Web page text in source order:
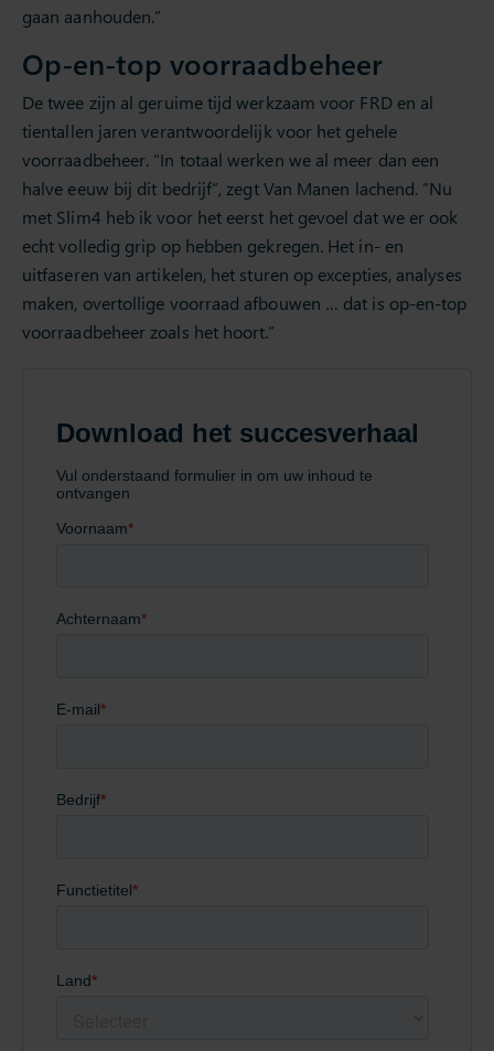
gaan aanhouden.”
Op-en-top voorraadbeheer
De twee zijn al geruime tijd werkzaam voor FRD en al
tientallen jaren verantwoordelijk voor het gehele
voorraadbeheer. “In totaal werken we al meer dan een
halve eeuw bij dit bedrijf”, zegt Van Manen lachend. “Nu
met Slim4 heb ik voor het eerst het gevoel dat we er ook
echt volledig grip op hebben gekregen. Het in- en
uitfaseren van artikelen, het sturen op excepties, analyses
maken, overtollige voorraad afbouwen … dat is op-en-top
voorraadbeheer zoals het hoort.”